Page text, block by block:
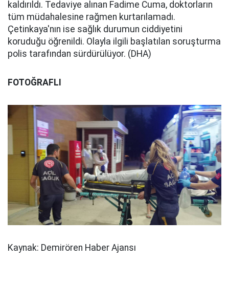
kaldırıldı. Tedaviye alınan Fadime Cuma, doktorların
tüm müdahalesine rağmen kurtarılamadı.
Çetinkaya'nın ise sağlık durumun ciddiyetini
koruduğu öğrenildi. Olayla ilgili başlatılan soruşturma
polis tarafından sürdürülüyor. (DHA)
FOTOĞRAFLI
Kaynak: Demirören Haber Ajansı